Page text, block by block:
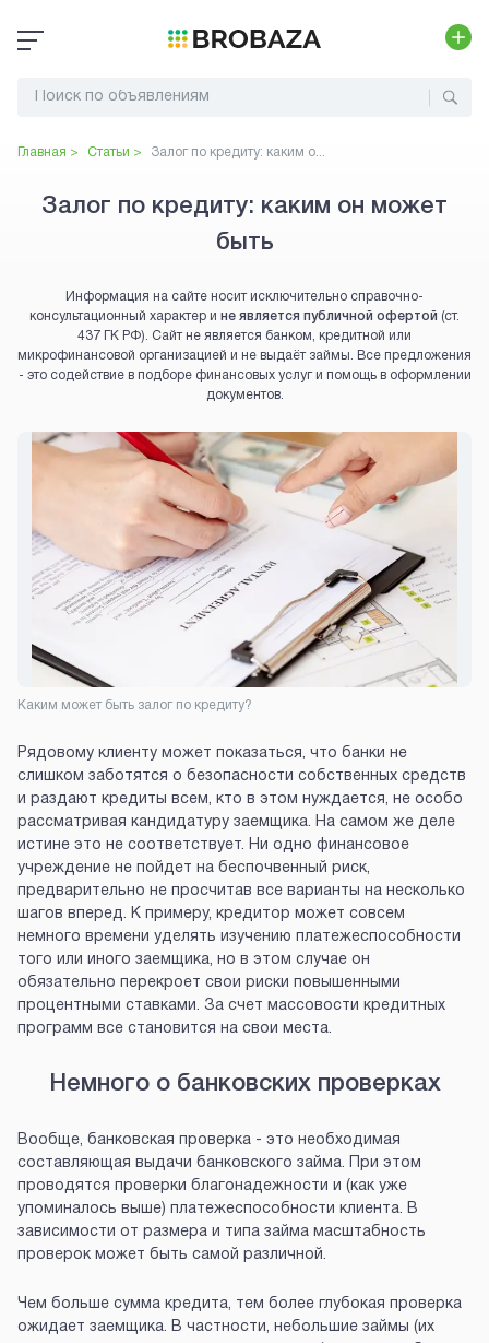
Главная > Статьи > Залог по кредиту: каким о...
Залог по кредиту: каким он может
быть
Информация на сайте носит исключительно справочно-
консультационный характер и не является публичной офертой (ст.
437 ГК РФ). Сайт не является банком, кредитной или
микрофинансовой организацией и не выдаёт займы. Все предложения
- это содействие в подборе финансовых услуг и помощь в оформлении
документов.
Каким может быть залог по кредиту?
Рядовому клиенту может показаться, что банки не
слишком заботятся о безопасности собственных средств
и раздают кредиты всем, кто в этом нуждается, не особо
рассматривая кандидатуру заемщика. На самом же деле
истине это не соответствует. Ни одно финансовое
учреждение не пойдет на беспочвенный риск,
предварительно не просчитав все варианты на несколько
шагов вперед. К примеру, кредитор может совсем
немного времени уделять изучению платежеспособности
того или иного заемщика, но в этом случае он
обязательно перекроет свои риски повышенными
процентными ставками. За счет массовости кредитных
программ все становится на свои места.
Немного о банковских проверках
Вообще, банковская проверка - это необходимая
составляющая выдачи банковского займа. При этом
проводятся проверки благонадежности и (как уже
упоминалось выше) платежеспособности клиента. В
зависимости от размера и типа займа масштабность
проверок может быть самой различной.
Чем больше сумма кредита, тем более глубокая проверка
ожидает заемщика. В частности, небольшие займы (их